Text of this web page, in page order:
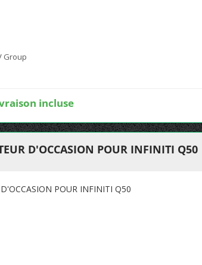
Group
incluse
D'OCCASION POUR INFINITI Q50
POUR INFINITI Q50